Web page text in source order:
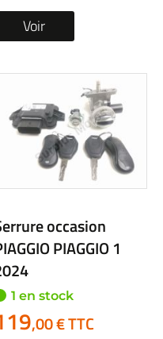
Voir
occasion
PIAGGIO 1
1 en stock
,00 € TTC